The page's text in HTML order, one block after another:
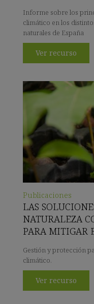
Informe sobre los
climático en los
naturales de España
Ver recurso
Publicaciones
LAS
NATURALEZA
PARA MITIGAR
Gestión y protección
climático.
Ver recurso